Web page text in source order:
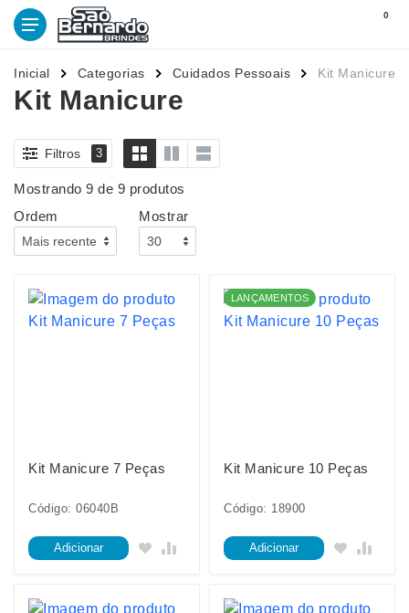
0
Inicial Categorias Cuidados Pessoais Kit Manicure
Kit Manicure
Filtros 3
Mostrando 9 de 9 produtos
Ordem
Mostrar
Kit Manicure 7 Peças
Código: 06040B
Adicionar
LANÇAMENTOS
Kit Manicure 10 Peças
Código: 18900
Adicionar